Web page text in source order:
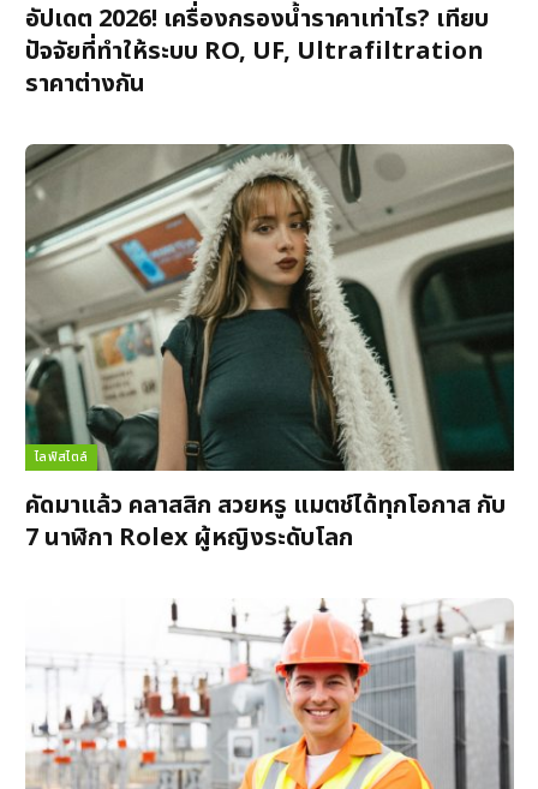
อัปเดต 2026! เครื่องกรองน้ำราคาเท่าไร? เทียบ
ปัจจัยที่ทำให้ระบบ RO, UF, Ultrafiltration
ราคาต่างกัน
ไลฟ์สไตล์
คัดมาแล้ว คลาสสิก สวยหรู แมตช์ได้ทุกโอกาส กับ
7 นาฬิกา Rolex ผู้หญิงระดับโลก